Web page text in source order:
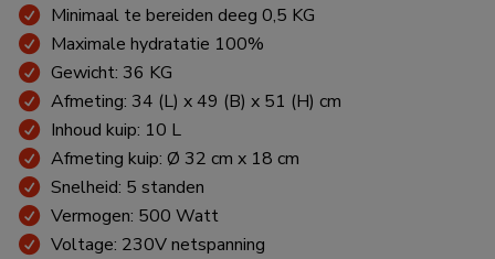
Minimaal te bereiden deeg 0,5 KG
Maximale hydratatie 100%
Gewicht: 36 KG
Afmeting: 34 (L) x 49 (B) x 51 (H) cm
Inhoud kuip: 10 L
Afmeting kuip: Ø 32 cm x 18 cm
Snelheid: 5 standen
Vermogen: 500 Watt
Voltage: 230V netspanning